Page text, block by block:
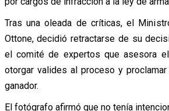
Tras una oleada de críticas, el
Ottone, decidió retractarse de su
el comité de expertos que asesora el
otorgar valides al proceso y
ganador.
El fotógrafo afirmó que no tenía